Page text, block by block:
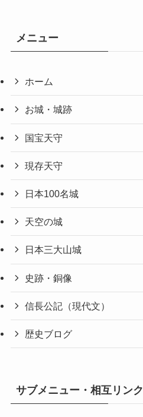
メニュー
ホーム
お城・城跡
国宝天守
現存天守
日本100名城
天空の城
日本三大山城
史跡・銅像
信長公記（現代文）
歴史ブログ
サブメニュー・相互リンク